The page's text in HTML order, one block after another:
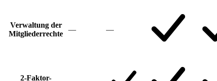
Verwaltung der
Mitgliederrechte
— —
2-Faktor-